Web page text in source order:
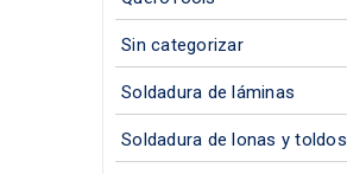
Sin categorizar
Soldadura de láminas
Soldadura de lonas y toldos